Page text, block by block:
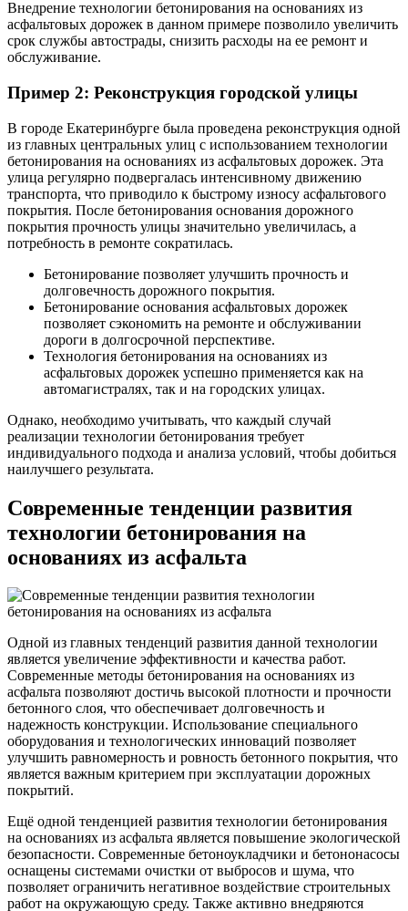
Внедрение технологии бетонирования на основаниях из
асфальтовых дорожек в данном примере позволило увеличить
срок службы автострады, снизить расходы на ее ремонт и
обслуживание.
Пример 2: Реконструкция городской улицы
В городе Екатеринбурге была проведена реконструкция одной
из главных центральных улиц с использованием технологии
бетонирования на основаниях из асфальтовых дорожек. Эта
улица регулярно подвергалась интенсивному движению
транспорта, что приводило к быстрому износу асфальтового
покрытия. После бетонирования основания дорожного
покрытия прочность улицы значительно увеличилась, а
потребность в ремонте сократилась.
Бетонирование позволяет улучшить прочность и
долговечность дорожного покрытия.
Бетонирование основания асфальтовых дорожек
позволяет сэкономить на ремонте и обслуживании
дороги в долгосрочной перспективе.
Технология бетонирования на основаниях из
асфальтовых дорожек успешно применяется как на
автомагистралях, так и на городских улицах.
Однако, необходимо учитывать, что каждый случай
реализации технологии бетонирования требует
индивидуального подхода и анализа условий, чтобы добиться
наилучшего результата.
Современные тенденции развития
технологии бетонирования на
основаниях из асфальта
Одной из главных тенденций развития данной технологии
является увеличение эффективности и качества работ.
Современные методы бетонирования на основаниях из
асфальта позволяют достичь высокой плотности и прочности
бетонного слоя, что обеспечивает долговечность и
надежность конструкции. Использование специального
оборудования и технологических инноваций позволяет
улучшить равномерность и ровность бетонного покрытия, что
является важным критерием при эксплуатации дорожных
покрытий.
Ещё одной тенденцией развития технологии бетонирования
на основаниях из асфальта является повышение экологической
безопасности. Современные бетоноукладчики и бетононасосы
оснащены системами очистки от выбросов и шума, что
позволяет ограничить негативное воздействие строительных
работ на окружающую среду. Также активно внедряются